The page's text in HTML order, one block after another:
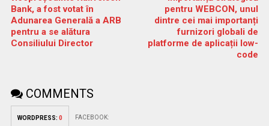
Bank, a fost votat în
Adunarea Generală a ARB
pentru a se alătura
Consiliului Director
pentru WEBCON, unul
dintre cei mai importanți
furnizori globali de
platforme de aplicații low-
code
COMMENTS
WORDPRESS: 0 FACEBOOK: